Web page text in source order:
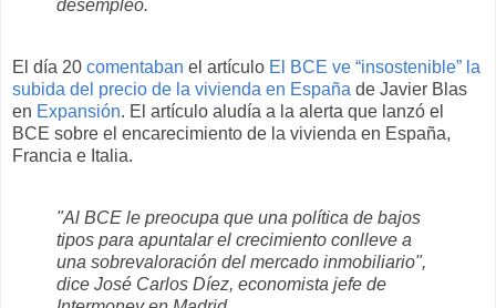
desempleo.
El día 20 comentaban el artículo El BCE ve “insostenible” la
subida del precio de la vivienda en España de Javier Blas
en Expansión. El artículo aludía a la alerta que lanzó el
BCE sobre el encarecimiento de la vivienda en España,
Francia e Italia.
"Al BCE le preocupa que una política de bajos
tipos para apuntalar el crecimiento conlleve a
una sobrevaloración del mercado inmobiliario",
dice José Carlos Díez, economista jefe de